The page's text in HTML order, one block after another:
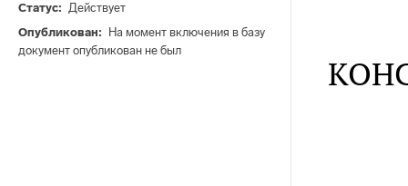
Статус
Действует
Опубликован
На момент включения в базу
документ опубликован не был